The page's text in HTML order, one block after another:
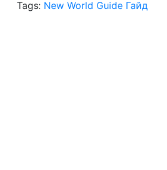
Tags: New World Guide Гайд